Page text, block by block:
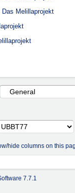
Das Melillaprojekt
hide columns on this
7.7.1